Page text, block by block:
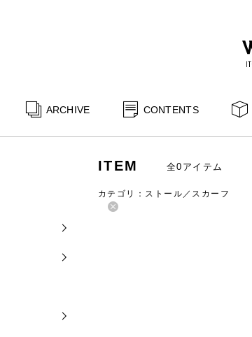
ARCHIVE CONTENTS
ITEM 全0アイテム
カテゴリ：ストール／スカーフ